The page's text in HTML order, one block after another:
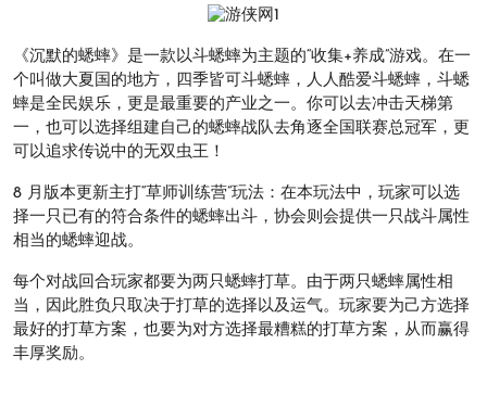
《沉默的蟋蟀》是一款以斗蟋蟀为主题的“收集+养成”游戏。在一
个叫做大夏国的地方，四季皆可斗蟋蟀，人人酷爱斗蟋蟀，斗蟋
蟀是全民娱乐，更是最重要的产业之一。你可以去冲击天梯第
一，也可以选择组建自己的蟋蟀战队去角逐全国联赛总冠军，更
可以追求传说中的无双虫王！
8 月版本更新主打“草师训练营”玩法：在本玩法中，玩家可以选
择一只已有的符合条件的蟋蟀出斗，协会则会提供一只战斗属性
相当的蟋蟀迎战。
每个对战回合玩家都要为两只蟋蟀打草。由于两只蟋蟀属性相
当，因此胜负只取决于打草的选择以及运气。玩家要为己方选择
最好的打草方案，也要为对方选择最糟糕的打草方案，从而赢得
丰厚奖励。